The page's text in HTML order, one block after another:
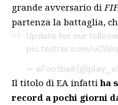
grande avversario di
partenza la battaglia,
Update for our
pic.twitter.com/
— eFootball
Il titolo di EA infattiha
record a pochi giorni